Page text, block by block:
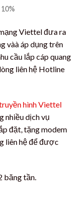
Viettel đưa ra
vàà áp dụng trên
cầu lắp cáp quang
liên hệ Hotline
hình Viettel
nhiều dịch vụ
đặt, tặng modem
liên hệ để được
băng tần.